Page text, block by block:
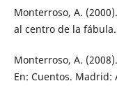
Monterroso, A.
al centro de la
Monterroso, A.
En: Cuentos. Madrid: